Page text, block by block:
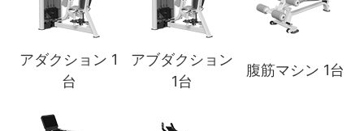
アダクション 1
台
アブダクション
1台
腹筋マシン 1台